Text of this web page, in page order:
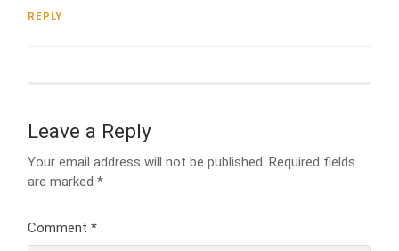
REPLY
Leave a Reply
Your email address will not be published. Required fields
are marked*
Comment*